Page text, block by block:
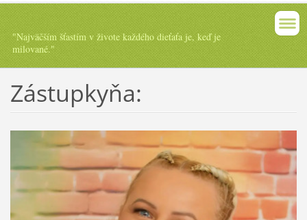
"Najväčším šťastím v živote každého dieťaťa je, keď je
milované."
Zástupkyňa: